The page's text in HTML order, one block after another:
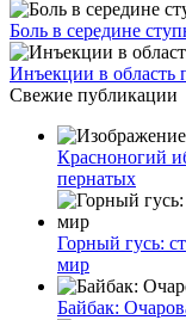
Боль в середине
Инъекции в область
Свежие публикации
Красноногий
пернатых
Горный гусь:
мир
Байбак: